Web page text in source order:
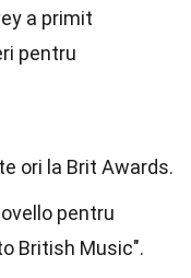
a primit
pentru
ori la Brit Awards.
pentru
British Music".